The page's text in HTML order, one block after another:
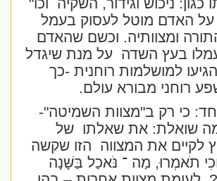
ניכוש וגידור, השקיה וכו"
האדם מוטל לעסוק בעמל
ומצוותיה. וכשם שהאדם
בעץ השדה על מנת שיגדל
למושלמות רוחנית -כך
רוחני מבורא עולם.
כי רק ב"מצוות השמיטה"-
שואלת: את שאלתו של
את המצווה הזו שקשה
תֹאמְרוּ, מַה ־ נֹּאכַל בַּשָּׁנָה